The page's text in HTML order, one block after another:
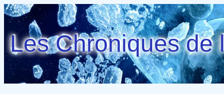
Les Chroniques de